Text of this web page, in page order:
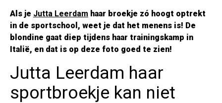
Als je Jutta Leerdam haar broekje zó hoogt optrekt
in de sportschool, weet je dat het menens is! De
blondine gaat diep tijdens haar trainingskamp in
Italië, en dat is op deze foto goed te zien!
Jutta Leerdam haar
sportbroekje kan niet